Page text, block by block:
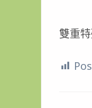
雙重